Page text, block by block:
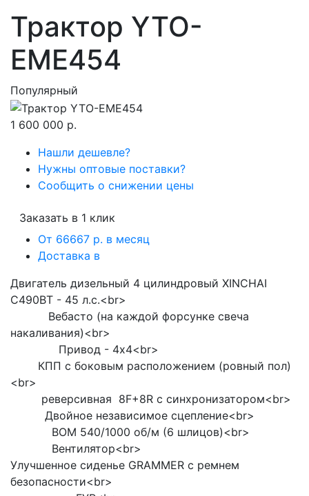
Трактор YTO-
EME454
Популярный
1 600 000 р.
Нашли дешевле?
Нужны оптовые поставки?
Сообщить о снижении цены
Заказать в 1 клик
От 66667 р. в месяц
Доставка в
Двигатель дизельный 4 цилиндровый XINCHAI
C490ВТ - 45 л.с.<br>
Вебасто (на каждой форсунке свеча
накаливания)<br>
Привод - 4x4<br>
КПП с боковым расположением (ровный пол)
<br>
реверсивная 8F+8R с синхронизатором<br>
Двойное независимое сцепление<br>
ВОМ 540/1000 об/м (6 шлицов)<br>
Вентилятор<br>
Улучшенное сиденье GRAMMER с ремнем
безопасности<br>